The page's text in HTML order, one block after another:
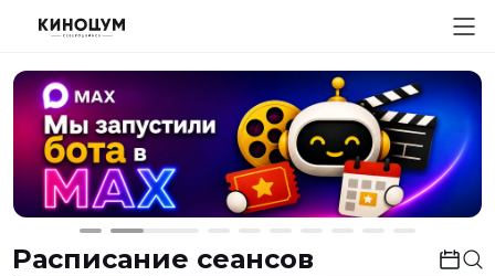
Расписание сеансов